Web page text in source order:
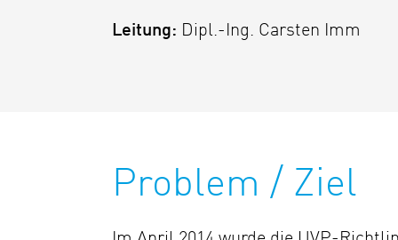
Leitung: Dipl.-Ing. Carsten Imm
Problem / Ziel